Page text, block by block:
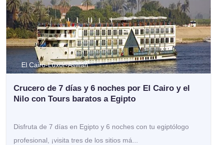
El Cairo-Luxor-Aswan
Crucero de 7 días y 6 noches por El Cairo y el
Nilo con Tours baratos a Egipto
Disfruta de 7 días en Egipto y 6 noches con tu egiptólogo
profesional, ¡visita tres de los sitios má...